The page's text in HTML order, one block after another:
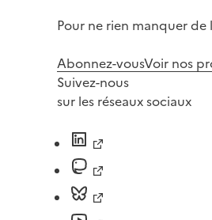
Pour ne rien manquer
Abonnez-vousVoir nos
Suivez-nous
sur les réseaux sociaux